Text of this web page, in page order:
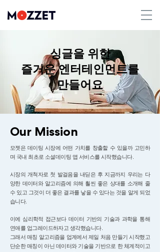
싱글을 위한
즐거운 엔터테인먼트를
만들어요
Our Mission
모젯은 데이팅 시장에 어떤 가치를 창출할 수 있을까 고민하
며 국내 최초로 소셜데이팅 앱 서비스를 시작했습니다.
시장의 개척자로 첫 발걸음을 내딛은 후 지금까지 우리는 다
양한 데이터와 알고리즘에 의해 훨씬 좋은 상대를 소개해 줄
수 있고 그것이 더 좋은 결과를 낳을 수 있다는 것을 알게 되었
습니다.
이에 심리학적 접근보다 데이터 기반의 기술과 과학을 통해
연애를 업그레이드하자고 생각했습니다.
그래서 매칭 알고리즘을 업계에서 제일 처음 만들기 시작했고
단순한 매칭이 아닌 데이터와 기술을 기반으로 한 체계적이고